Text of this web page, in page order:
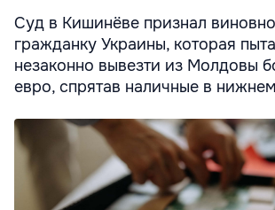
Суд в Кишинёве признал
гражданку Украины, которая
незаконно вывезти из Молдовы
евро, спрятав наличные в